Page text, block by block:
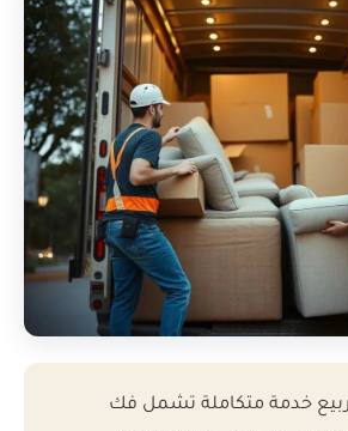
خدمة متكاملة تشمل فك